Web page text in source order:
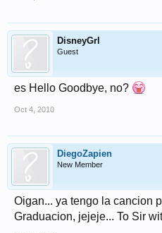
DisneyGrl
Guest
es Hello Goodbye, no?
Oct 4, 2010
DiegoZapien
New Member
Oigan... ya tengo la cancion
Graduacion, jejeje... To Sir